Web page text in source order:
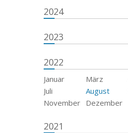
2024
2023
2022
Januar März
Juli
August
November
Dezember
2021